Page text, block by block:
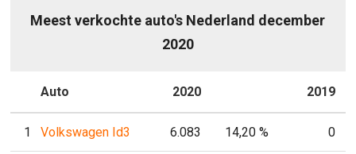
Meest verkochte auto's Nederland december
2020
Auto 2020 2019
1 Volkswagen Id3 6.083 14,20 % 0